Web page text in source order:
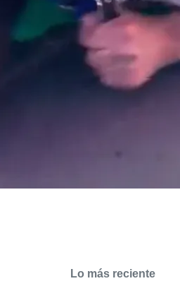
Lo más reciente